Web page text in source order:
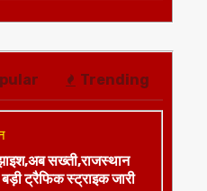
Trending
सख्ती,राजस्थान
ट्रैफिक स्ट्राइक जारी